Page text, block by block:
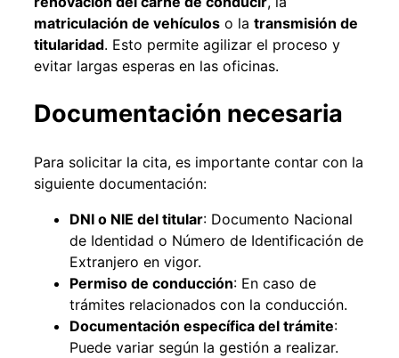
matriculación de vehículos o la transmisión de
titularidad. Esto permite agilizar el proceso y
evitar largas esperas en las oficinas.
Documentación necesaria
Para solicitar la cita, es importante contar con la
siguiente documentación:
DNI o NIE del titular: Documento Nacional
de Identidad o Número de Identificación de
Extranjero en vigor.
Permiso de conducción: En caso de
trámites relacionados con la conducción.
Documentación específica del trámite:
Puede variar según la gestión a realizar.